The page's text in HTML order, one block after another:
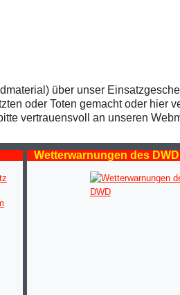
über unser
oder Toten gemacht oder hier
vertrauensvoll an unseren
Wetterwarnungen des DWD